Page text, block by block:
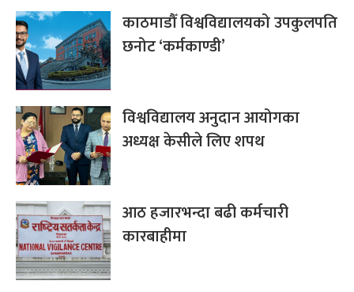
काठमाडौँ विश्वविद्यालयको उपकुलपति
छनोट ‘कर्मकाण्डी’
विश्वविद्यालय अनुदान आयोगका
अध्यक्ष केसीले लिए शपथ
आठ हजारभन्दा बढी कर्मचारी
कारबाहीमा